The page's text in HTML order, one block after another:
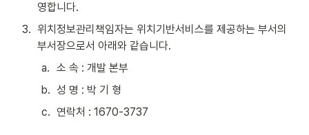
영합니다.
3. 위치정보관리책임자는 위치기반서비스를 제공하는 부서의
부서장으로서 아래와 같습니다.
a. 소 속 : 개발 본부
b. 성 명 : 박 기 형
c. 연락처 : 1670-3737